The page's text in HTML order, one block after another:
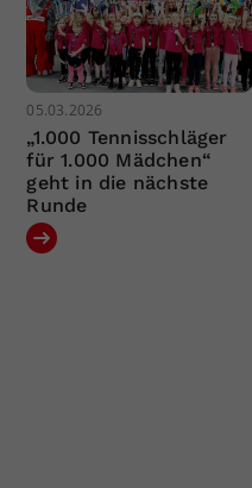
05.03.2026
„1.000 Tennisschläger
für 1.000 Mädchen“
geht in die nächste
Runde